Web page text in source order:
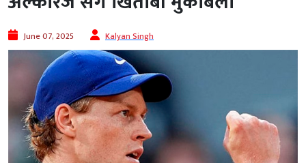
June 07, 2025 Kalyan Singh